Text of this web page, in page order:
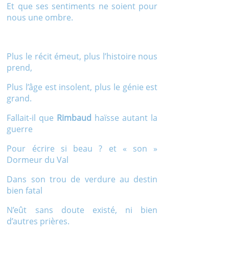
Et que ses sentiments ne soient pour
nous une ombre.
Plus le récit émeut, plus l’histoire nous
prend,
Plus l’âge est insolent, plus le génie est
grand.
Fallait-il que Rimbaud haïsse autant la
guerre
Pour écrire si beau ? et « son »
Dormeur du Val
Dans son trou de verdure au destin
bien fatal
N’eût sans doute existé, ni bien
d’autres prières.